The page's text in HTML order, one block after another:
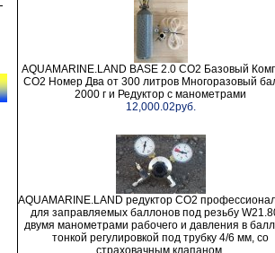
AQUAMARINE.LAND BASE 2.0 СО2 Базовый
СО2 Номер Два от 300 литров Многоразовый
2000 г и Редуктор с манометрами
12,000.02руб.
AQUAMARINE.LAND редуктор СО2
для заправляемых баллонов под резьбу
двумя манометрами рабочего и давления в
тонкой регулировкой под трубку 4/6 мм, со
страховачным клапаном.